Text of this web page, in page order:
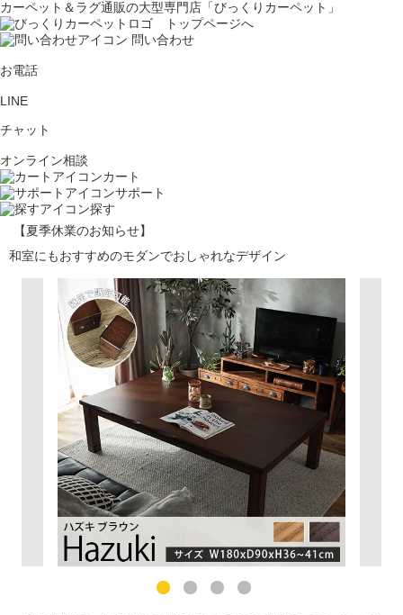
カーペット＆ラグ通販の大型専門店「びっくりカーペット」
問い合わせ
お電話
LINE
チャット
オンライン相談
カート
サポート
探す
【夏季休業のお知らせ】
和室にもおすすめのモダンでおしゃれなデザイン